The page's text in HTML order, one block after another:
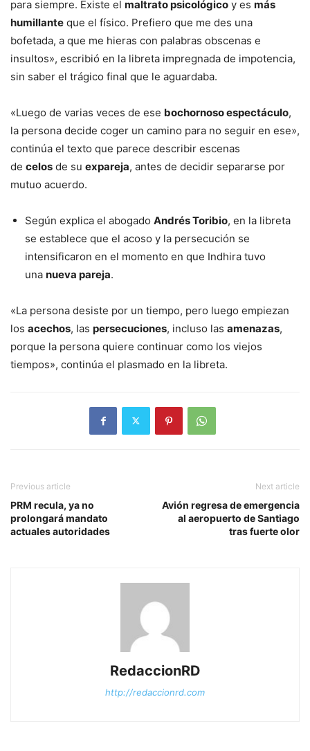
para siempre. Existe el maltrato psicológico y es más
humillante que el físico. Prefiero que me des una
bofetada, a que me hieras con palabras obscenas e
insultos», escribió en la libreta impregnada de impotencia,
sin saber el trágico final que le aguardaba.
«Luego de varias veces de ese bochornoso espectáculo,
la persona decide coger un camino para no seguir en ese»,
continúa el texto que parece describir escenas
de celos de su expareja, antes de decidir separarse por
mutuo acuerdo.
Según explica el abogado Andrés Toribio, en la libreta
se establece que el acoso y la persecución se
intensificaron en el momento en que Indhira tuvo
una nueva pareja.
«La persona desiste por un tiempo, pero luego empiezan
los acechos, las persecuciones, incluso las amenazas,
porque la persona quiere continuar como los viejos
tiempos», continúa el plasmado en la libreta.
Previous article
PRM recula, ya no
prolongará mandato
actuales autoridades
Next article
Avión regresa de emergencia
al aeropuerto de Santiago
tras fuerte olor
RedaccionRD
http://redaccionrd.com